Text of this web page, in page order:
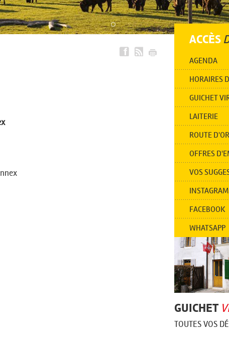
ACCÈS
AGENDA
HORAIRES
GUICHET
LAITERIE
ROUTE
OFFRES
VOS
INSTAGRAM
FACEBOOK
WHATSAPP
GUICHET
TOUTES VOS